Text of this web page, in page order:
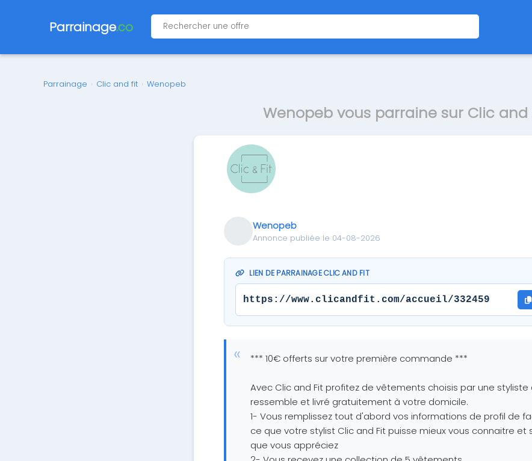
Parrainage.co
Parrainage › Clic and fit › Wenopeb
Wenopeb vous parraine sur Clic
Wenopeb
Annonce publiée le 04-08-2026
LIEN DE PARRAINAGE CLIC AND FIT
https://www.clicandfit.com/accueil/332459
*** 10€ offerts sur votre première commande ***
Avec Clic and Fit profitez de vêtements choisis par une styliste
ressemble et livré gratuitement à votre domicile.
1- Vous remplissez tout d'abord vos informations de profil de
ce que votre stylist Clic and Fit puisse mieux vous connaitre et
que vous appréciez